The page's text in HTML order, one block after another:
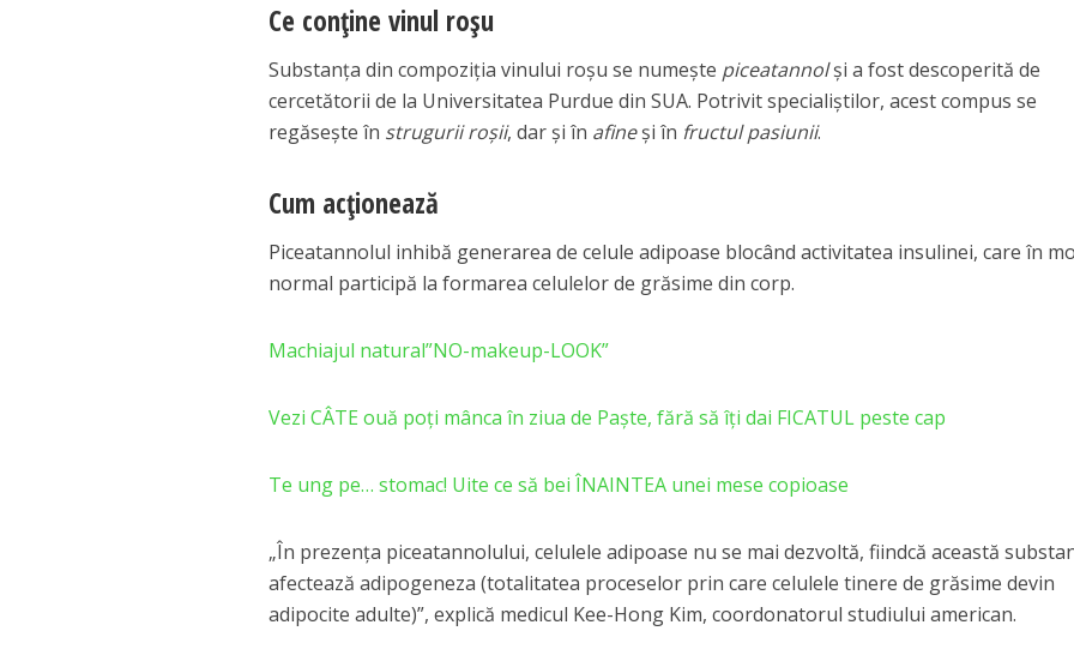
Ce conține vinul roșu
Substanţa din compoziţia vinului roşu se numeşte piceatannolşi a fost descoperită de
cercetătorii de la Universitatea Purdue din SUA. Potrivit specialiştilor, acest compus se
regăseşte în strugurii roşii, dar şi în afineşi în fructul pasiunii.
Cum acţionează
Piceatannolul inhibă generarea de celule adipoase blocând activitatea insulinei, care în
normal participă la formarea celulelor de grăsime din corp.
Machiajul natural”NO-makeup-LOOK”
Vezi CÂTE ouă poţi mânca în ziua de Paşte, fără să îţi dai FICATUL peste cap
Te ung pe… stomac! Uite ce să bei ÎNAINTEA unei mese copioase
„În prezenţa piceatannolului, celulele adipoase nu se mai dezvoltă, fiindcă această
afectează adipogeneza (totalitatea proceselor prin care celulele tinere de grăsime devin
adipocite adulte)”, explică medicul Kee-Hong Kim, coordonatorul studiului american.